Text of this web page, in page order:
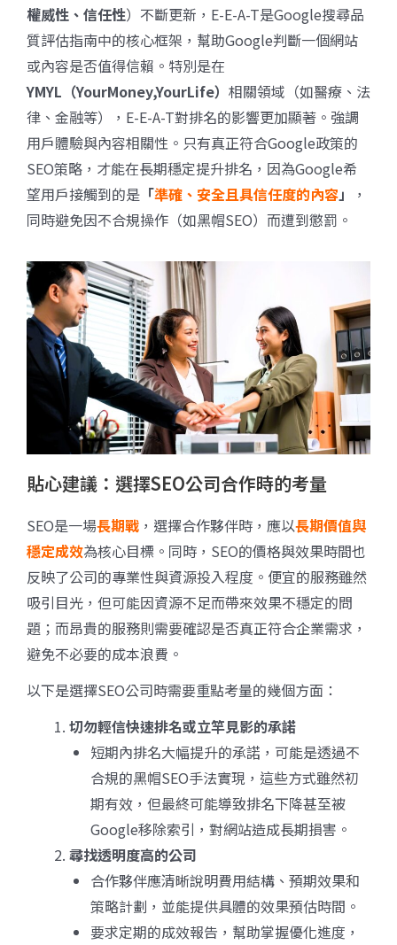
權威性、信任性）不斷更新，E-E-A-T是Google搜尋品
質評估指南中的核心框架，幫助Google判斷一個網站
或內容是否值得信賴。特別是在
YMYL （YourMoney,YourLife） 相關領域（如醫療、法
律、金融等），E-E-A-T對排名的影響更加顯著。強調
用戶體驗與內容相關性。只有真正符合Google政策的
SEO策略，才能在長期穩定提升排名，因為Google希
望用戶接觸到的是 「準確、安全且具信任度的內容」
，
同時避免因不合規操作（如黑帽SEO）而遭到懲罰。
貼心建議：選擇SEO公司合作時的考量
SEO是一場長期戰 ，選擇合作夥伴時，應以長期價值與
穩定成效為核心目標。同時，SEO的價格與效果時間也
反映了公司的專業性與資源投入程度。便宜的服務雖然
吸引目光，但可能因資源不足而帶來效果不穩定的問
題；而昂貴的服務則需要確認是否真正符合企業需求，
避免不必要的成本浪費。
以下是選擇SEO公司時需要重點考量的幾個方面：
切勿輕信快速排名或立竿見影的承諾
短期內排名大幅提升的承諾，可能是透過不
合規的黑帽SEO手法實現，這些方式雖然初
期有效，但最終可能導致排名下降甚至被
Google移除索引，對網站造成長期損害。
尋找透明度高的公司
合作夥伴應清晰說明費用結構、預期效果和
策略計劃，並能提供具體的效果預估時間。
要求定期的成效報告，幫助掌握優化進度，